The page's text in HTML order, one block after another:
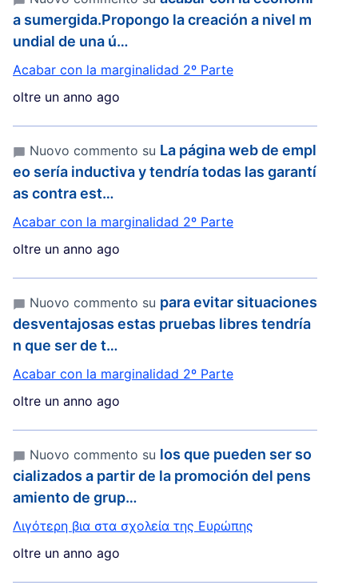
oltre un anno ago
a sumergida.Propongo la creación a nivel m
undial de una ú…
Acabar con la marginalidad 2º Parte
oltre un anno ago
Nuovo commento su La página web de empl
eo sería inductiva y tendría todas las garantí
as contra est…
Acabar con la marginalidad 2º Parte
oltre un anno ago
Nuovo commento su para evitar situaciones
desventajosas estas pruebas libres tendría
n que ser de t…
Acabar con la marginalidad 2º Parte
oltre un anno ago
Nuovo commento su los que pueden ser so
cializados a partir de la promoción del pens
amiento de grup…
Λιγότερη βια στα σχολεία της Ευρώπης